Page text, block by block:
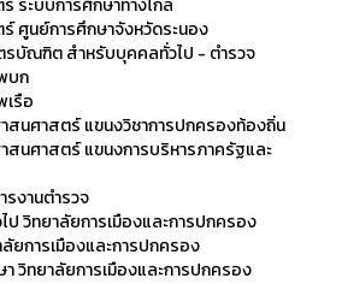
ระบบการศึกษาทางไกล
ศูนย์การศึกษาจังหวัดระนอง
บัณฑิต สำหรับบุคคลทั่วไป - ตำรวจ
บก
รือ
สนศาสตร์ แขนงวิชาการปกครองท้องถิ่น
สนศาสตร์ แขนงการบริหารภาครัฐและ
รงานตำรวจ
ป วิทยาลัยการเมืองและการปกครอง
ลัยการเมืองและการปกครอง
วิทยาลัยการเมืองและการปกครอง